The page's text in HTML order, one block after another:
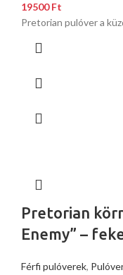
19500Ft
Pretorian pulóver a
Pretorian
Enemy” –
Férfi pulóverek,